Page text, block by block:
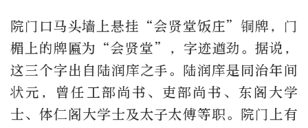
院门口马头墙上悬挂“会贤堂饭庄”铜牌，门
楣上的牌匾为“会贤堂”，字迹遒劲。据说，
这三个字出自陆润庠之手。陆润庠是同治年间
状元，曾任工部尚书、吏部尚书、东阁大学
士、体仁阁大学士及太子太傅等职。院门上有